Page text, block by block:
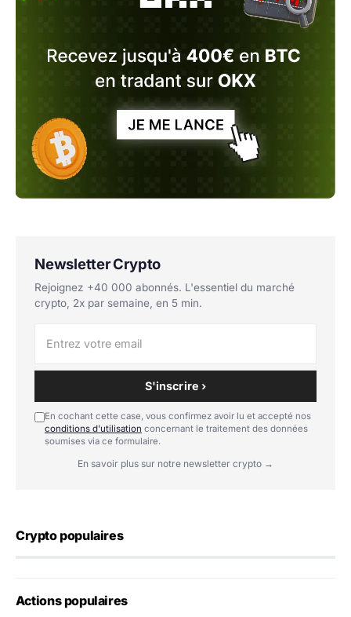
Newsletter Crypto
Rejoignez +40 000 abonnés. L'essentiel du marché
crypto, 2x par semaine, en 5 min.
S'inscrire ›
En cochant cette case, vous confirmez avoir lu et accepté nos
conditions d'utilisation concernant le traitement des données
soumises via ce formulaire.
En savoir plus sur notre newsletter crypto →
Crypto populaires
Actions populaires